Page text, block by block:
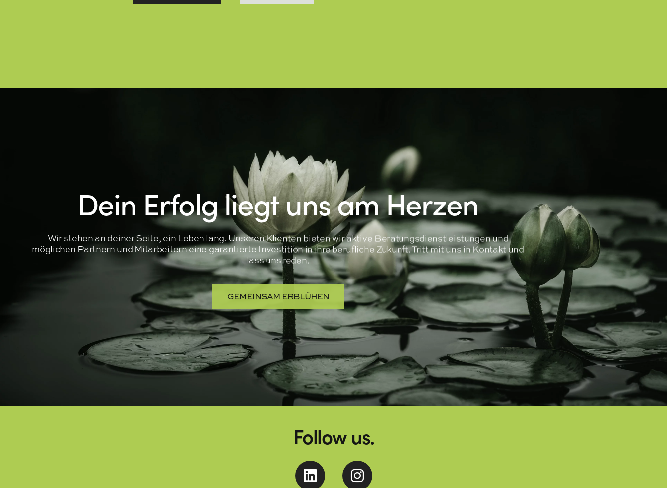
Dein Erfolg liegt uns am Herzen
Wir stehen an deiner Seite, ein Leben lang. Unseren Klienten bieten wir aktive Beratungsdienstleistungen und
möglichen Partnern und Mitarbeitern eine garantierte Investition in ihre berufliche Zukunft. Tritt mit uns in Kontakt und
lass uns reden.
GEMEINSAM ERBLÜHEN
Follow us.